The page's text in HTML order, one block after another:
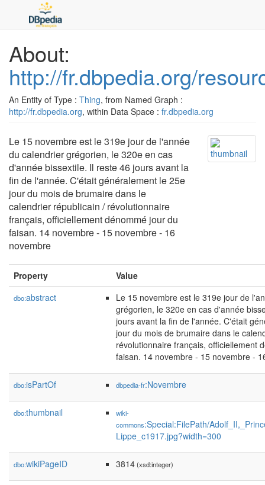
About:
http://fr.dbpedia.org/
An Entity of Type : Thing, from Named Graph :
http://fr.dbpedia.org, within Data Space : fr.dbpedia.org
Le 15 novembre est le 319e jour de l'année
du calendrier grégorien, le 320e en cas
d'année bissextile. Il reste 46 jours avant la
fin de l'année. C'était généralement le 25e
jour du mois de brumaire dans le
calendrier républicain / révolutionnaire
français, officiellement dénommé jour du
faisan. 14 novembre - 15 novembre - 16
novembre
Property Value
dbo:abstract
Le 15 novembre est le 319e jour de
grégorien, le 320e en cas d'année
jours avant la fin de l'année. C'était
jour du mois de brumaire dans le
révolutionnaire français, officiellement
faisan. 14 novembre - 15 novembre -
dbo:isPartOf dbpedia-fr:Novembre
dbo:thumbnail
wiki-
commons:Special:FilePath/
Lippe_c1917.jpg?width=300
dbo:wikiPageID 3814(xsd:integer)